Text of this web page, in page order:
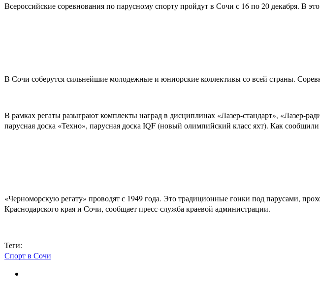
Всероссийские соревнования по парусному спорту пройдут в Сочи с 16 по 20 декабря. В
В Сочи соберутся сильнейшие молодежные и юниорские коллективы со всей страны.
В рамках регаты разыграют комплекты наград в дисциплинах «Лазер-стандарт», «Лазер-
парусная доска «Техно», парусная доска IQF (новый олимпийский класс яхт). Как
«Черноморскую регату» проводят с 1949 года. Это традиционные гонки под парусами,
Краснодарского края и Сочи, сообщает пресс-служба краевой администрации.
Теги:
Спорт в Сочи